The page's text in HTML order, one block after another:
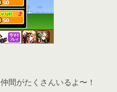
間がたくさんいるよ〜！